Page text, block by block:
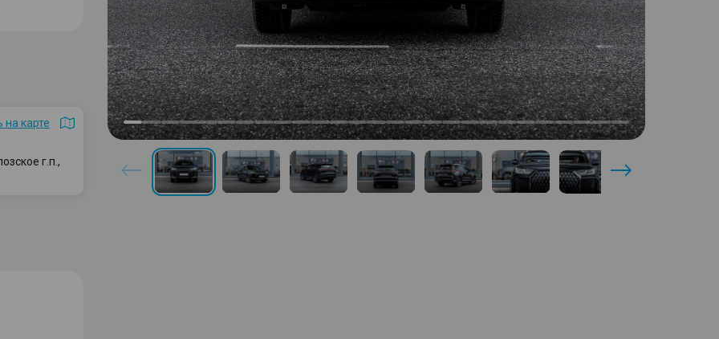
на карте
г.п.,